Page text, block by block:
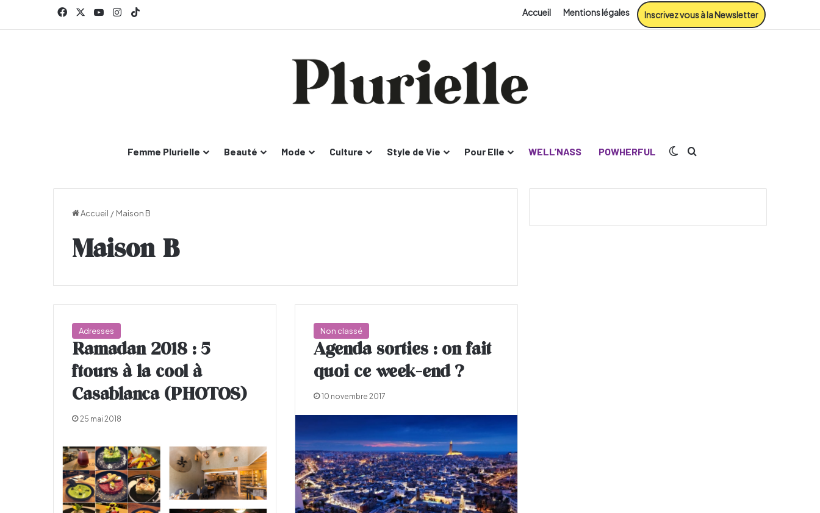
FacebookYouTubeInstagram Accueil Mentions légales Inscrivez vous à la Newsletter
Femme Plurielle Beauté Mode Culture Style de Vie Pour Elle WELL’NASS POWHERFUL Switch skin
Accueil / Maison B
Maison B
Adresses
Ramadan 2018 : 5
ftours à la cool à
Casablanca (PHOTOS)
25 mai 2018
Non classé
Agenda sorties : on fait
quoi ce week-end ?
10 novembre 2017